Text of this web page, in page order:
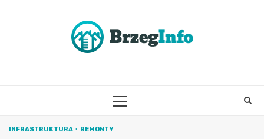
PRIMARY
INFRASTRUKTURA REMONTY